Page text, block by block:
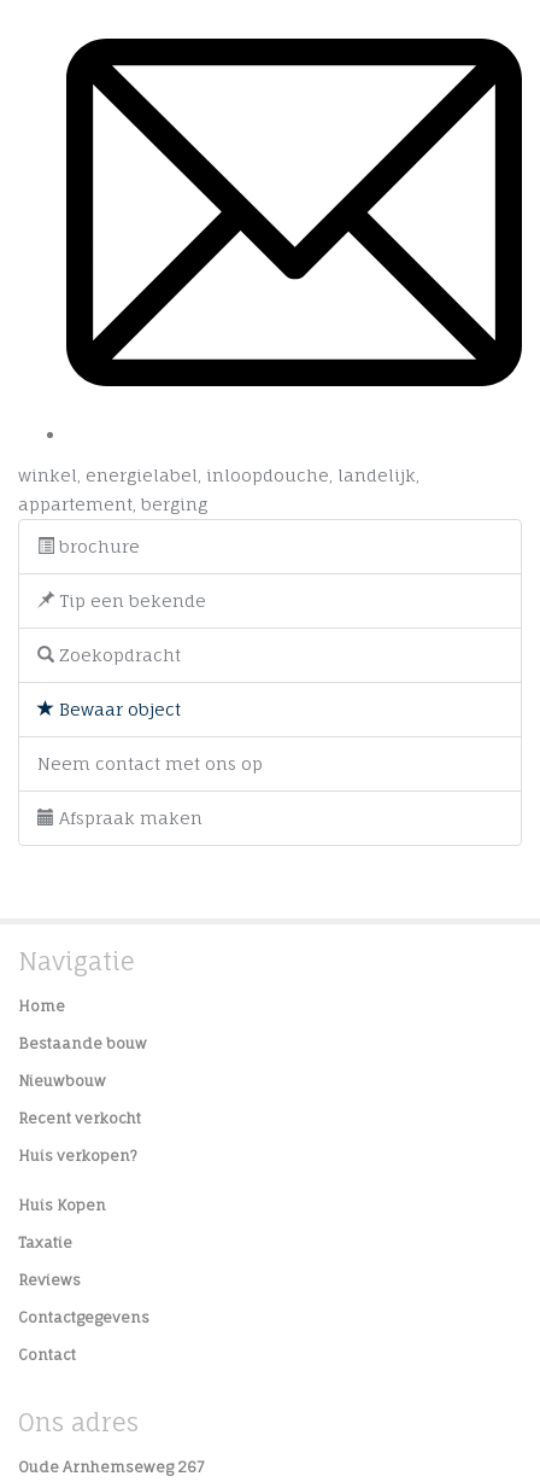
winkel energielabel inloopdouche landelijk
appartement berging
brochure
Tip een bekende
Zoekopdracht
Bewaar object
Neem contact met ons op
Afspraak maken
Navigatie
Home
Bestaande bouw
Nieuwbouw
Recent verkocht
Huis verkopen?
Huis Kopen
Taxatie
Reviews
Contactgegevens
Contact
Ons adres
Oude Arnhemseweg 267